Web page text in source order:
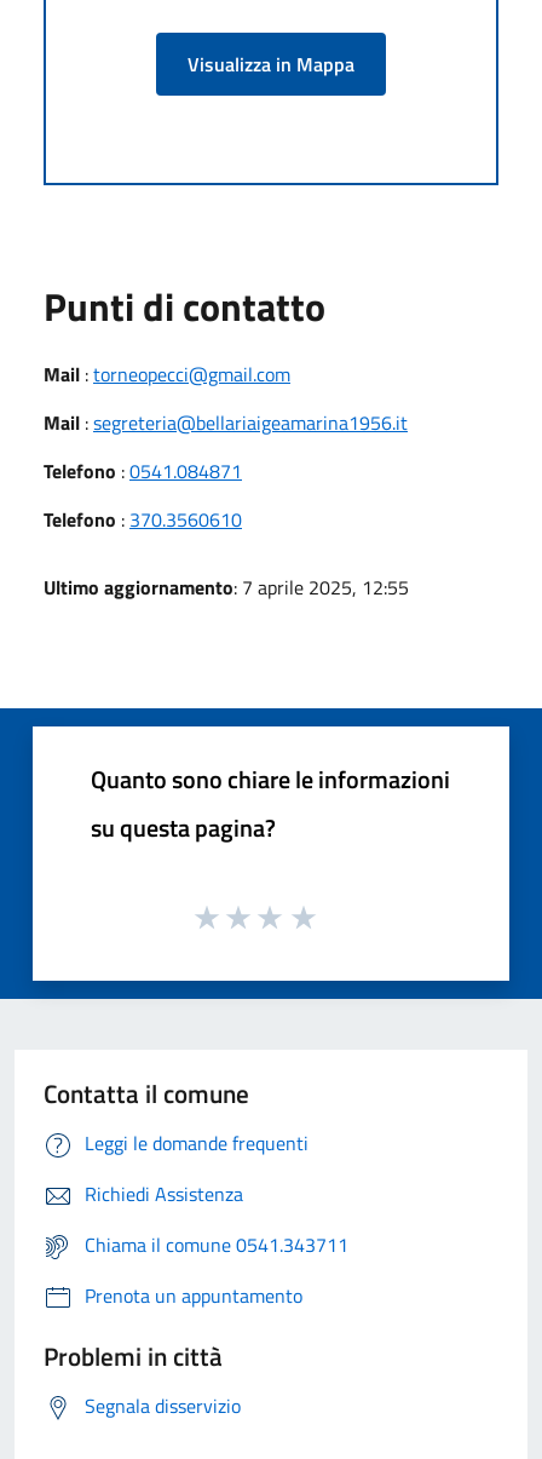
Visualizza in Mappa
Punti di contatto
Mail :torneopecci@gmail.com
Mail :segreteria@bellariaigeamarina1956.it
Telefono :0541.084871
Telefono : 370.3560610
Ultimo aggiornamento: 7 aprile 2025, 12:55
Quanto sono chiare le informazioni
su questa pagina?
Contatta il comune
Leggi le domande frequenti
Richiedi Assistenza
Chiama il comune 0541.343711
Prenota un appuntamento
Problemi in città
Segnala disservizio